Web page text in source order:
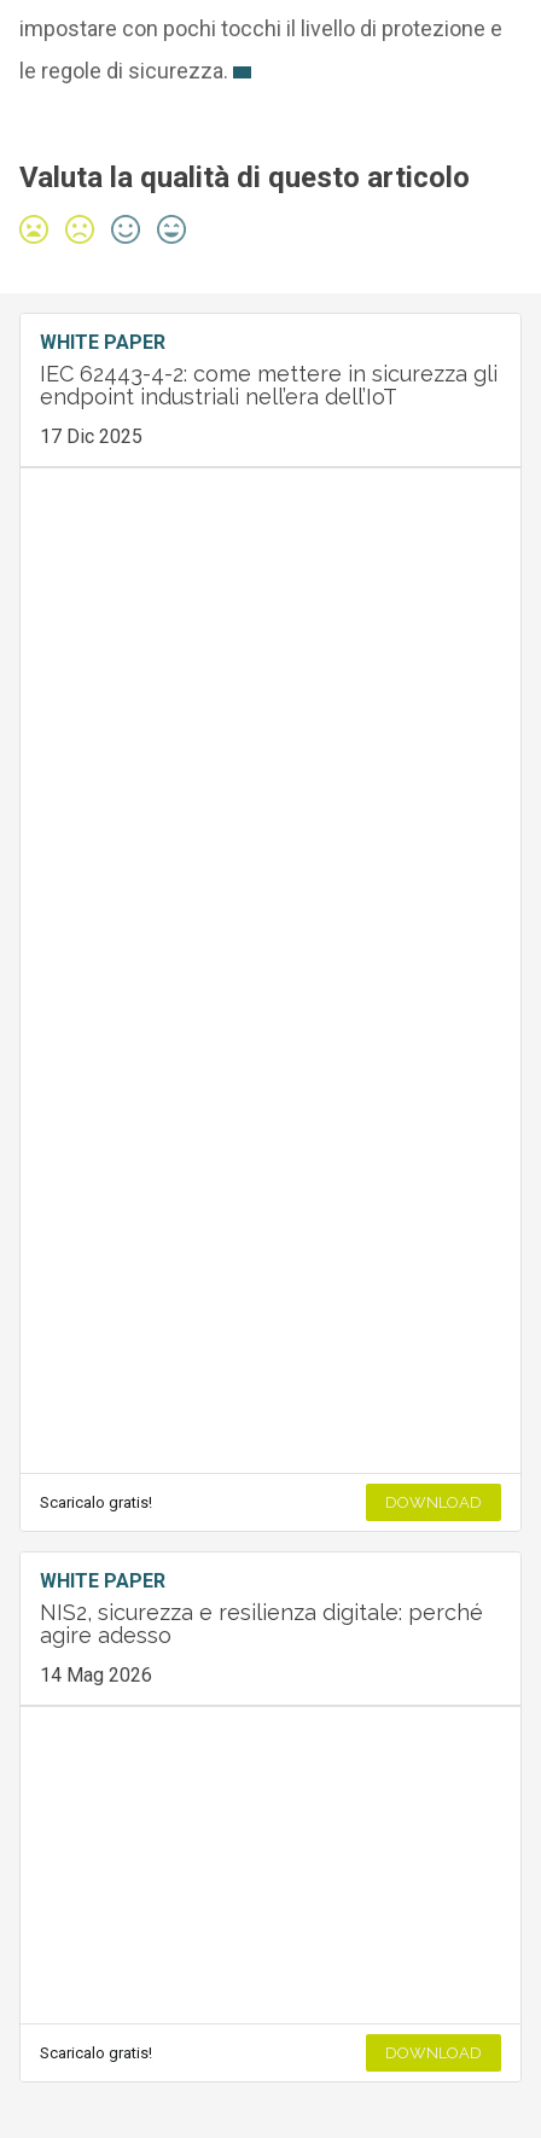
impostare con pochi tocchi il livello di protezione e
le regole di sicurezza.
Valuta la qualità di questo articolo
WHITE PAPER
IEC 62443-4-2: come mettere in sicurezza gli
endpoint industriali nell’era dell’IoT
17 Dic 2025
Scaricalo gratis! DOWNLOAD
WHITE PAPER
NIS2, sicurezza e resilienza digitale: perché
agire adesso
14 Mag 2026
Scaricalo gratis! DOWNLOAD